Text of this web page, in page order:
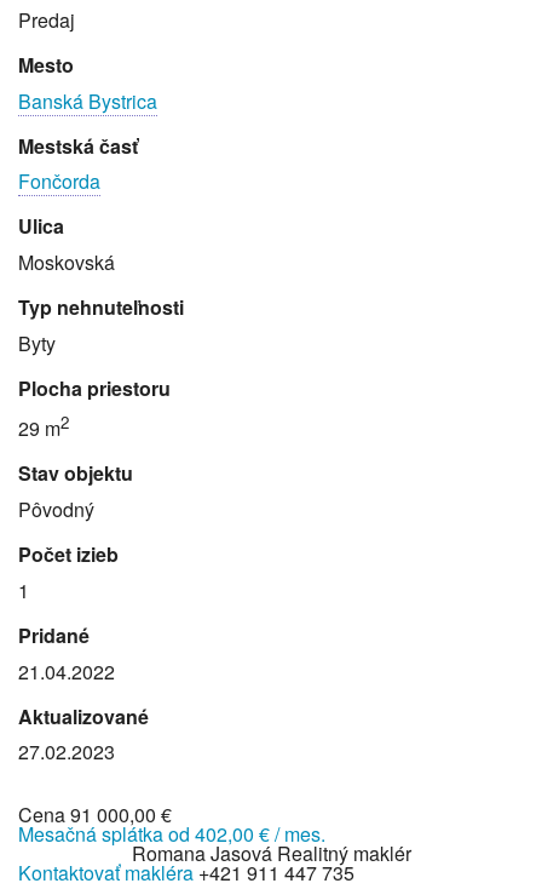
Predaj
Mesto
Banská Bystrica
Mestská časť
Fončorda
Ulica
Moskovská
Typ nehnuteľnosti
Byty
Plocha priestoru
29 m2
Stav objektu
Pôvodný
Počet izieb
1
Pridané
21.04.2022
Aktualizované
27.02.2023
Cena91 000,00 €
Mesačná splátka od 402,00 € / mes.
Romana Jasová Realitný maklér
Kontaktovať makléra +421 911 447 735